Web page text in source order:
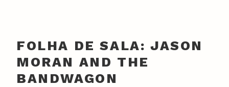
FOLHA DE SALA: JASON
MORAN AND THE
BANDWAGON